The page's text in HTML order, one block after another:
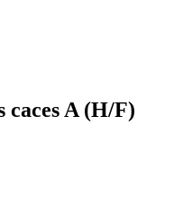
caces A (H/F)